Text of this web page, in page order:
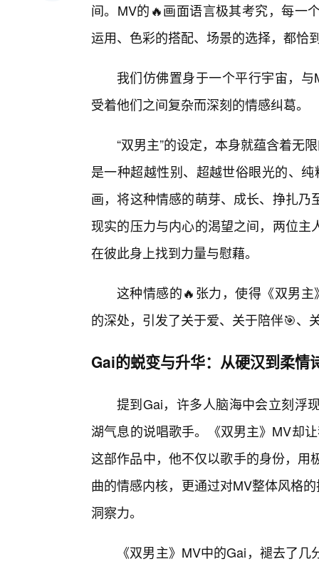
间。MV的🔥画面语言极其考究，每一
运用、色彩的搭配、场景的选择，都恰
我们仿佛置身于一个平行宇宙，
受着他们之间复杂而深刻的情感纠葛。
“双男主”的设定，本身就蕴含着无
是一种超越性别、超越世俗眼光的、
画，将这种情感的萌芽、成长、挣扎
现实的压力与内心的渴望之间，两位
在彼此身上找到力量与慰藉。
这种情感的🔥张力，使得《双男
的深处，引发了关于爱、关于陪伴🎯、
Gai的蜕变与升华：从硬汉到柔情
提到Gai，许多人脑海中会立刻浮
湖气息的说唱歌手。《双男主》MV却
这部作品中，他不仅以歌手的身份，
曲的情感内核，更通过对MV整体风格
洞察力。
《双男主》MV中的Gai，褪去了